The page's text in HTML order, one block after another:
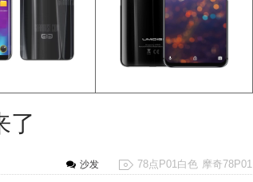
了
78点P01白色 摩奇78P01
沙发